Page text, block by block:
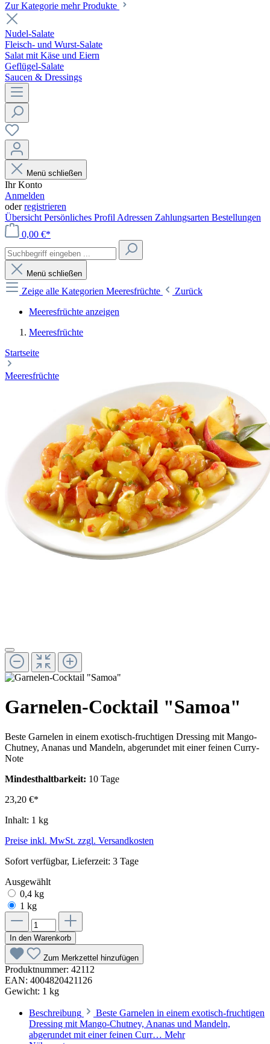
Zur Kategorie mehr Produkte
Nudel-Salate
Fleisch- und Wurst-Salate
Salat mit Käse und Eiern
Geflügel-Salate
Saucen & Dressings
Menü schließen
Ihr Konto
Anmelden
oderregistrieren
Übersicht Persönliches Profil Adressen Zahlungsarten Bestellungen
0,00 €*
Menü schließen
Zeige alle Kategorien Meeresfrüchte
Zurück
Meeresfrüchte anzeigen
Meeresfrüchte
Startseite
Meeresfrüchte
Garnelen-Cocktail "Samoa"
Beste Garnelen in einem exotisch-fruchtigen Dressing mit Mango-
Chutney, Ananas und Mandeln, abgerundet mit einer feinen Curry-
Note
Mindesthaltbarkeit: 10 Tage
23,20 €*
Inhalt: 1 kg
Preise inkl. MwSt. zzgl. Versandkosten
Sofort verfügbar, Lieferzeit: 3 Tage
Ausgewählt
0,4 kg
1 kg
In den Warenkorb
Zum Merkzettel hinzufügen
Produktnummer: 42112
EAN: 4004820421126
Gewicht: 1 kg
Beschreibung
Beste Garnelen in einem exotisch-fruchtigen
Dressing mit Mango-Chutney, Ananas und Mandeln,
abgerundet mit einer feinen Curr… Mehr